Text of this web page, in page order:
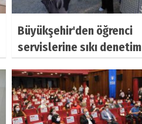
Büyükşehir'den öğrenci
servislerine sıkı denetim